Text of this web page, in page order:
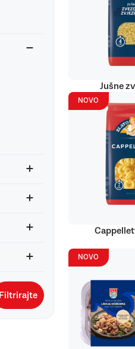
Filtrirajte
Jušne
NOVO
NOVO